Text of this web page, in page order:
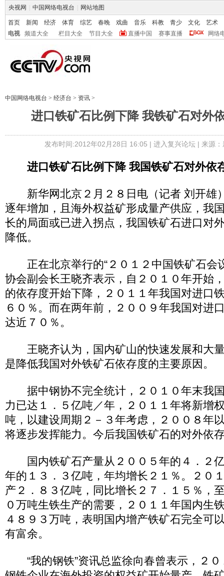
央视网 中国网络电视台 网站地图
首页 新闻 经济 体育 综艺 春晚 戏曲 音乐 科教 青少 文化
艺术
电视
频道大全 栏目大全 节目大全 直播中国 赛事直播 网络
中国网络电视台 > 经济台 > 资讯 >
进口铁矿石比例下降 我铁矿石对外
发布时间:2012年02月28日 16:05 | 进入复兴论坛| 来源
进口铁矿石比例下降 我国铁矿石对外依
新华网北京２月２８日电（记者 刘开雄
逐年增加，且海外权益矿形成量产供应，我
长的局面或已进入拐点，我国铁矿石进口对
降低。
正在北京举行的“２０１２中国铁矿石会
协会副会长王晓齐表示，自２０１０年开始
的依存度开始下降，２０１１年我国对进口
６０％。而在两年前，２００９年我国对进
达近７０％。
王晓齐认为，国内矿山的快速发展和大
是降低我国对外铁矿石依存度的主要原因。
据中钢协不完全统计，２０１０年末我
力已达１．５亿吨／年，２０１１年将新增
吨，以建设周期２－３年考虑，２００８年
将逐步发挥能力。今后我国铁矿石的对外依
国内铁矿石产量从２００５年的４．２
年的１３．３亿吨，年均增长２１％。２０
产２．８３亿吨，同比增长２７．１５％，
０万吨生铁生产的需要，２０１１年国内生
４８９３万吨，表明国内增产铁矿石完全可
有富余。
“我的钢铁”资讯总监徐向春曾表示，２０